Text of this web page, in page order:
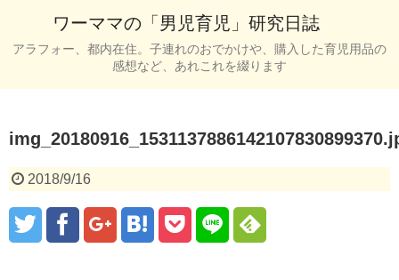
ワーママの「男児育児」研究日誌
アラフォー、都内在住。子連れのおでかけや、購入した育児用品の
感想など、あれこれを綴ります
2018/9/16